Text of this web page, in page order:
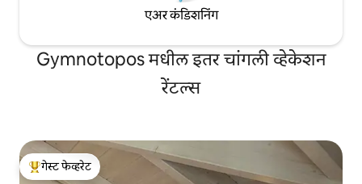
एअर कंडिशनिंग
Gymnotopos मधील इतर चांगली व्हेकेशन
रेंटल्स
टॉप गेस्ट फेव्हरेट
गेस्ट फेव्हरेट